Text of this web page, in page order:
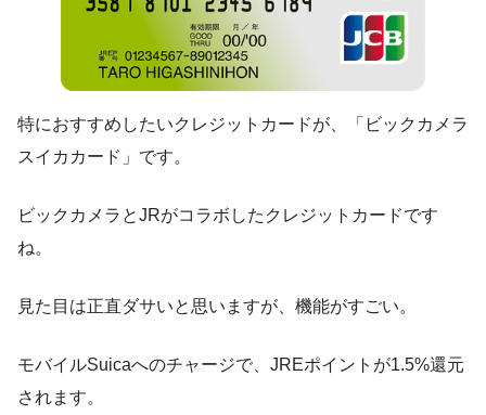
特におすすめしたいクレジットカードが、「ビックカメラ
スイカカード」です。
ビックカメラとJRがコラボしたクレジットカードです
ね。
見た目は正直ダサいと思いますが、機能がすごい。
モバイルSuicaへのチャージで、JREポイントが1.5%還元
されます。